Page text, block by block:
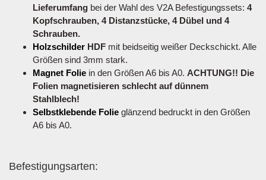
Lieferumfang bei der Wahl des V2A Befestigungssets: 4
Kopfschrauben, 4 Distanzstücke, 4 Dübel und 4
Schrauben.
Holzschilder HDF mit beidseitig weißer Deckschickt. Alle
Größen sind 3mm stark.
Magnet Folie in den Größen A6 bis A0. ACHTUNG!! Die
Folien magnetisieren schlecht auf dünnem
Stahlblech!
Selbstklebende Folie glänzend bedruckt in den Größen
A6 bis A0.
Befestigungsarten: